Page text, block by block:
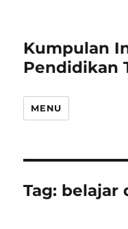
Kumpulan
Pendidikan
MENU
Tag: belajar